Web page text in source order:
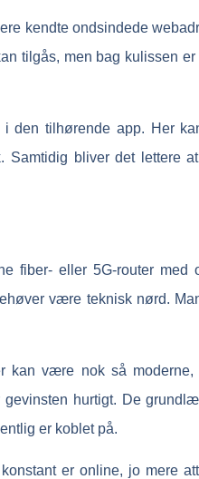
kendte ondsindede
tilgås, men bag kulissen
den tilhørende app. Her
bliver det lettere
fiber- eller 5G-router
være teknisk nørd.
kan være nok så
hurtigt. De
er koblet på.
er online, jo mere